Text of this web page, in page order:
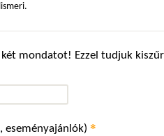
mondatot! Ezzel tudjuk
eseményajánlók) *